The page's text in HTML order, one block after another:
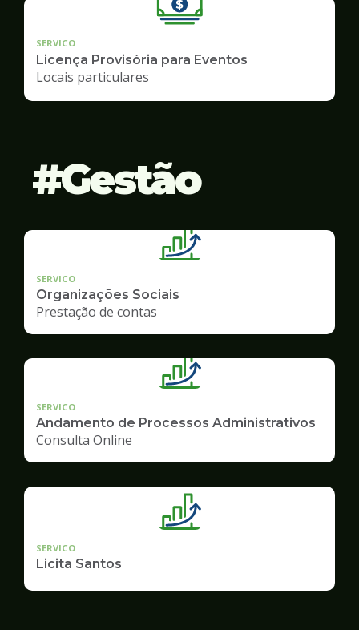
SERVICO
Licença Provisória para Eventos
Locais particulares
Gestão
SERVICO
Organizações Sociais
Prestação de contas
SERVICO
Andamento de Processos Administrativos
Consulta Online
SERVICO
Licita Santos